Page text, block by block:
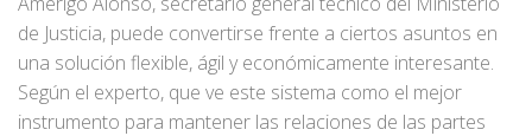
de Justicia, puede convertirse frente a ciertos asuntos en
una solución flexible, ágil y económicamente interesante.
Según el experto, que ve este sistema como el mejor
instrumento para mantener las relaciones de las partes